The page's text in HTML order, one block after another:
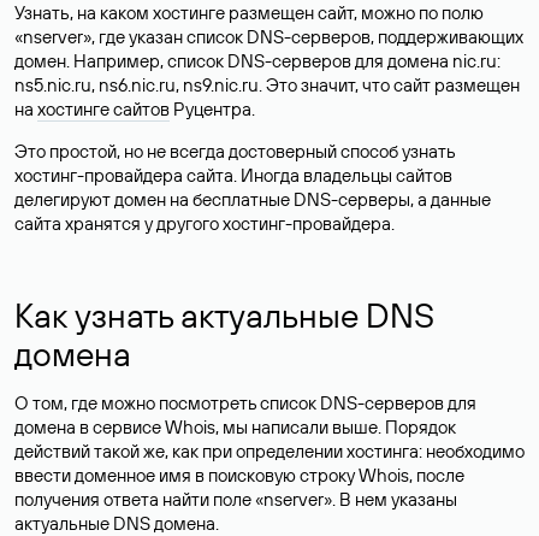
Узнать, на каком хостинге размещен сайт, можно по полю
«nserver», где указан список DNS-серверов, поддерживающих
домен. Например, список DNS-серверов для домена nic.ru:
ns5.nic.ru, ns6.nic.ru, ns9.nic.ru. Это значит, что сайт размещен
на хостинге сайтов Руцентра.
Это простой, но не всегда достоверный способ узнать
хостинг-провайдера сайта. Иногда владельцы сайтов
делегируют домен на бесплатные DNS-серверы, а данные
сайта хранятся у другого хостинг-провайдера.
Как узнать актуальные DNS
домена
О том, где можно посмотреть список DNS-серверов для
домена в сервисе Whois, мы написали выше. Порядок
действий такой же, как при определении хостинга: необходимо
ввести доменное имя в поисковую строку Whois, после
получения ответа найти поле «nserver». В нем указаны
актуальные DNS домена.